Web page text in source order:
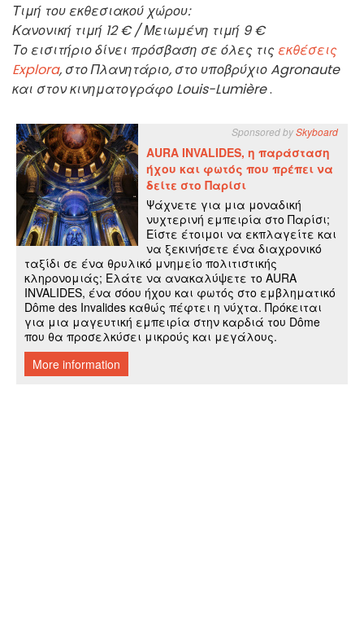
Τιμή του εκθεσιακού χώρου:
Κανονική τιμή 12 € / Μειωμένη τιμή 9 €
Το εισιτήριο δίνει πρόσβαση σε όλες τις εκθέσεις
Explora, στο Πλανητάριο, στο υποβρύχιο Agronaute
και στον κινηματογράφο Louis-Lumière.